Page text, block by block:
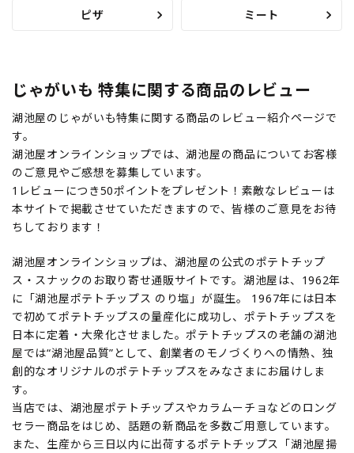
ピザ ミート
じゃがいも 特集に関する商品のレビュー
湖池屋のじゃがいも特集に関する商品のレビュー紹介ページで
す。
湖池屋オンラインショップでは、湖池屋の商品についてお客様
のご意見やご感想を募集しています。
1レビューにつき50ポイントをプレゼント！素敵なレビューは
本サイトで掲載させていただきますので、皆様のご意見をお待
ちしております！
湖池屋オンラインショップは、湖池屋の公式のポテトチップ
ス・スナックのお取り寄せ通販サイトです。湖池屋は、1962年
に「湖池屋ポテトチップス のり塩」が誕生。 1967年には日本
で初めてポテトチップスの量産化に成功し、ポテトチップスを
日本に定着・大衆化させました。ポテトチップスの老舗の湖池
屋では“湖池屋品質”として、創業者のモノづくりへの情熱、独
創的なオリジナルのポテトチップスをみなさまにお届けしま
す。
当店では、湖池屋ポテトチップスやカラムーチョなどのロング
セラー商品をはじめ、話題の新商品を多数ご用意しています。
また、生産から三日以内に出荷するポテトチップス「湖池屋揚